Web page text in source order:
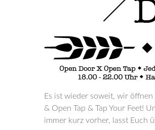
Es ist wieder soweit, wir
& Open Tap & Tap Your Feet!
immer kurz vorher, lasst Euch